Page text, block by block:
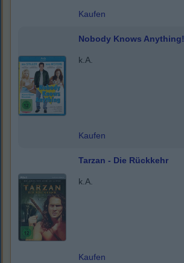
Kaufen
Nobody Knows Anything!
k.A.
Kaufen
Tarzan - Die Rückkehr
k.A.
Kaufen